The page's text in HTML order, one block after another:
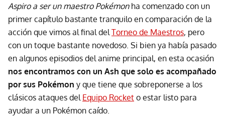
Aspiro a ser un maestro Pokémonha comenzado con un
primer capítulo bastante tranquilo en comparación de la
acción que vimos al final del Torneo de Maestros, pero
con un toque bastante novedoso. Si bien ya había pasado
en algunos episodios del anime principal, en esta ocasión
nos encontramos con un Ash que solo es acompañado
por sus Pokémon y que tiene que sobreponerse a los
clásicos ataques del Equipo Rocket o estar listo para
ayudar a un Pokémon caído.